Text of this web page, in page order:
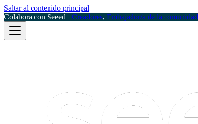
Saltar al contenido principal
Colabora con Seeed - Creadores, Embajador/a de la comunidad